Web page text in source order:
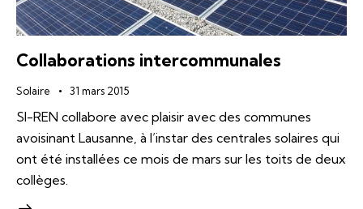
Collaborations intercommunales
Solaire 31 mars 2015
SI-REN collabore avec plaisir avec des communes
avoisinant Lausanne, à l’instar des centrales solaires qui
ont été installées ce mois de mars sur les toits de deux
collèges.